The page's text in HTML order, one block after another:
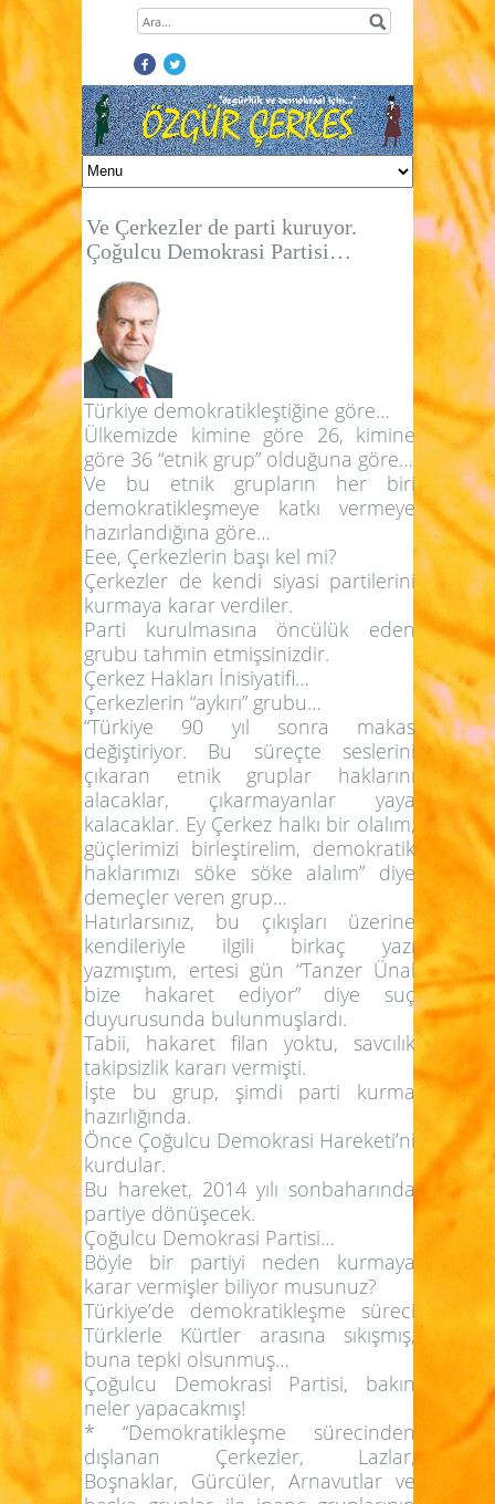
Ve Çerkezler de parti kuruyor.
Çoğulcu Demokrasi Partisi…
Türkiye demokratikleştiğine göre…
Ülkemizde kimine göre 26, kimine
göre 36 “etnik grup” olduğuna göre…
Ve bu etnik grupların her biri
demokratikleşmeye katkı vermeye
hazırlandığına göre…
Eee, Çerkezlerin başı kel mi?
Çerkezler de kendi siyasi partilerini
kurmaya karar verdiler.
Parti kurulmasına öncülük eden
grubu tahmin etmişsinizdir.
Çerkez Hakları İnisiyatifi…
Çerkezlerin “aykırı” grubu…
“Türkiye 90 yıl sonra makas
değiştiriyor. Bu süreçte seslerini
çıkaran etnik gruplar haklarını
alacaklar, çıkarmayanlar yaya
kalacaklar. Ey Çerkez halkı bir olalım,
güçlerimizi birleştirelim, demokratik
haklarımızı söke söke alalım” diye
demeçler veren grup…
Hatırlarsınız, bu çıkışları üzerine
kendileriyle ilgili birkaç yazı
yazmıştım, ertesi gün “Tanzer Ünal
bize hakaret ediyor” diye suç
duyurusunda bulunmuşlardı.
Tabii, hakaret filan yoktu, savcılık
takipsizlik kararı vermişti.
İşte bu grup, şimdi parti kurma
hazırlığında.
Önce Çoğulcu Demokrasi Hareketi’ni
kurdular.
Bu hareket, 2014 yılı sonbaharında
partiye dönüşecek.
Çoğulcu Demokrasi Partisi…
Böyle bir partiyi neden kurmaya
karar vermişler biliyor musunuz?
Türkiye’de demokratikleşme süreci
Türklerle Kürtler arasına sıkışmış,
buna tepki olsunmuş…
Çoğulcu Demokrasi Partisi, bakın
neler yapacakmış!
* “Demokratikleşme sürecinden
dışlanan Çerkezler, Lazlar,
Boşnaklar, Gürcüler, Arnavutlar ve